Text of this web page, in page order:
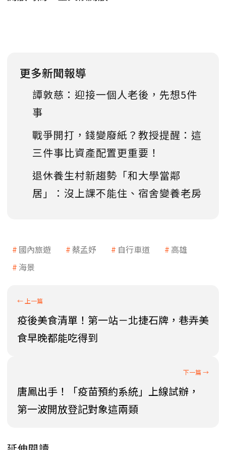
更多新聞報導
譚敦慈：迎接一個人老後，先想5件
事
戰爭開打，錢變廢紙？教授提醒：這
三件事比資產配置更重要！
退休養生村新趨勢「和大學當鄰
居」：沒上課不能住、宿舍變養老房
國內旅遊 蔡孟妤 自行車道
高雄
海景
疫後美食清單！第一站－北捷石牌，巷弄美
食早晚都能吃得到
唐鳳出手！「疫苗預約系統」上線試辦，
第一波開放登記對象這兩類